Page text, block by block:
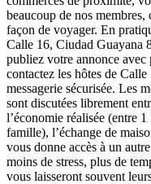
beaucoup de nos
façon de voyager. En
Calle 16, Ciudad Guayana
publiez votre annonce
contactez les hôtes de
messagerie sécurisée. Les
sont discutées librement
l’économie réalisée (entre
famille), l’échange de
vous donne accès à un
moins de stress, plus de
vous laisseront souvent